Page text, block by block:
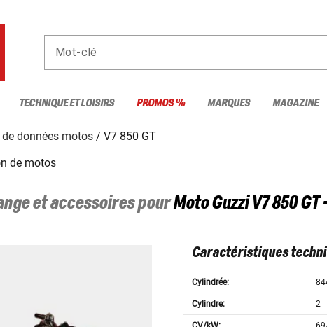
Mot-clé
TECHNIQUE ET LOISIRS PROMOS % MARQUES MAGAZINE
de données motos
V7 850 GT
de motos
et accessoires pourMoto Guzzi V7 850 GT
Caractéristiques
Cylindrée:
Cylindre: 2